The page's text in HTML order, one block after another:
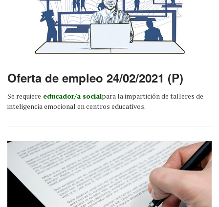
Oferta de empleo 24/02/2021 (P)
Se requiere educador/a socialpara la impartición de talleres de
inteligencia emocional en centros educativos.